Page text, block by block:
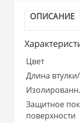
ОПИСАНИЕ
Цвет
Длина
Изолированн.
Защитное
поверхности